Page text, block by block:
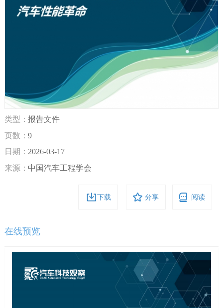
类型：报告文件
页数：9
日期： 2026-03-17
来源： 中国汽车工程学会
阅读
分享
下载
在线预览